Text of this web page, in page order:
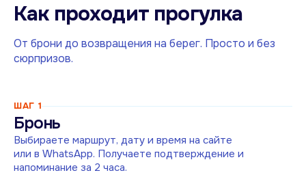
Как проходит прогулка
От брони до возвращения на берег. Просто и без
сюрпризов.
ШАГ 1
Бронь
Выбираете маршрут, дату и время на сайте
или в WhatsApp. Получаете подтверждение и
напоминание за 2 часа.